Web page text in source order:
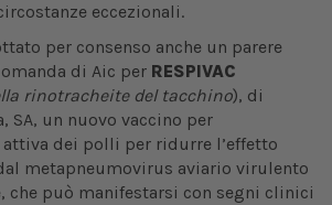
eccezionali.
per consenso anche un parere
di Aic per RESPIVAC
rinotracheite del tacchino), di
SA, un nuovo vaccino per
dei polli per ridurre l’effetto
metapneumovirus aviario virulento
che può manifestarsi con segni clinici